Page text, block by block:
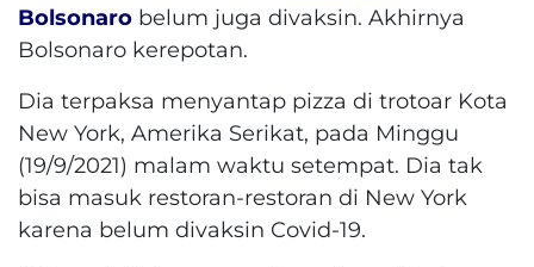
Bolsonaro belum juga divaksin. Akhirnya
Bolsonaro kerepotan.
Dia terpaksa menyantap pizza di trotoar Kota
New York, Amerika Serikat, pada Minggu
(19/9/2021) malam waktu setempat. Dia tak
bisa masuk restoran-restoran di New York
karena belum divaksin Covid-19.